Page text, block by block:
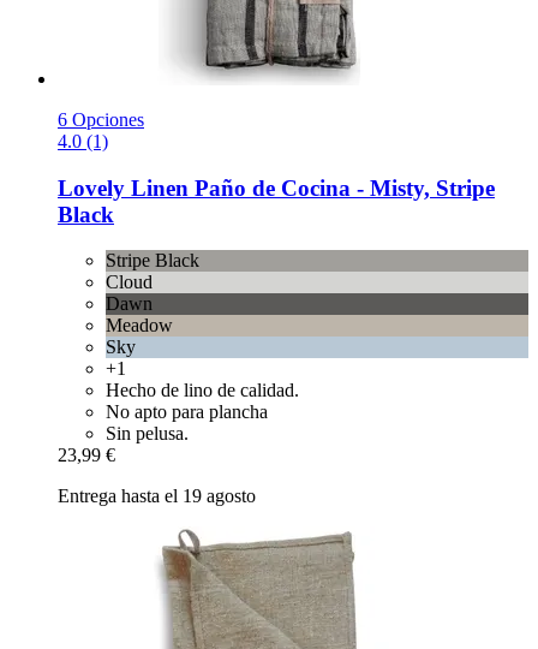
6 Opciones
4.0 (1)
Lovely Linen Paño de Cocina -​ Misty, Stripe
Black
Stripe Black
Cloud
Dawn
Meadow
Sky
+1
Hecho de lino de calidad.
No apto para plancha
Sin pelusa.
23,99 €
Entrega hasta el 19 agosto